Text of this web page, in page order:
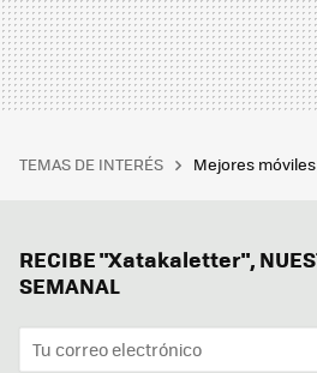
TEMAS DE INTERÉS Mejores móviles
RECIBE "Xatakaletter",
SEMANAL